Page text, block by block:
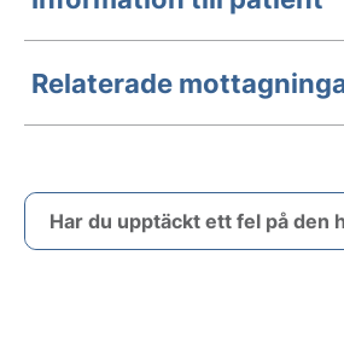
Relaterade
Har du upptäckt ett fel på den